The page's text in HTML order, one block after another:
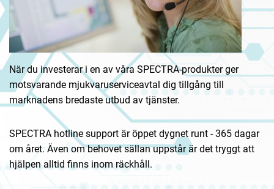
När du investerar i en av våra SPECTRA-produkter ger
motsvarande mjukvaruserviceavtal dig tillgång till
marknadens bredaste utbud av tjänster.
SPECTRA hotline support är öppet dygnet runt - 365 dagar
om året. Även om behovet sällan uppstår är det tryggt att
hjälpen alltid finns inom räckhåll.